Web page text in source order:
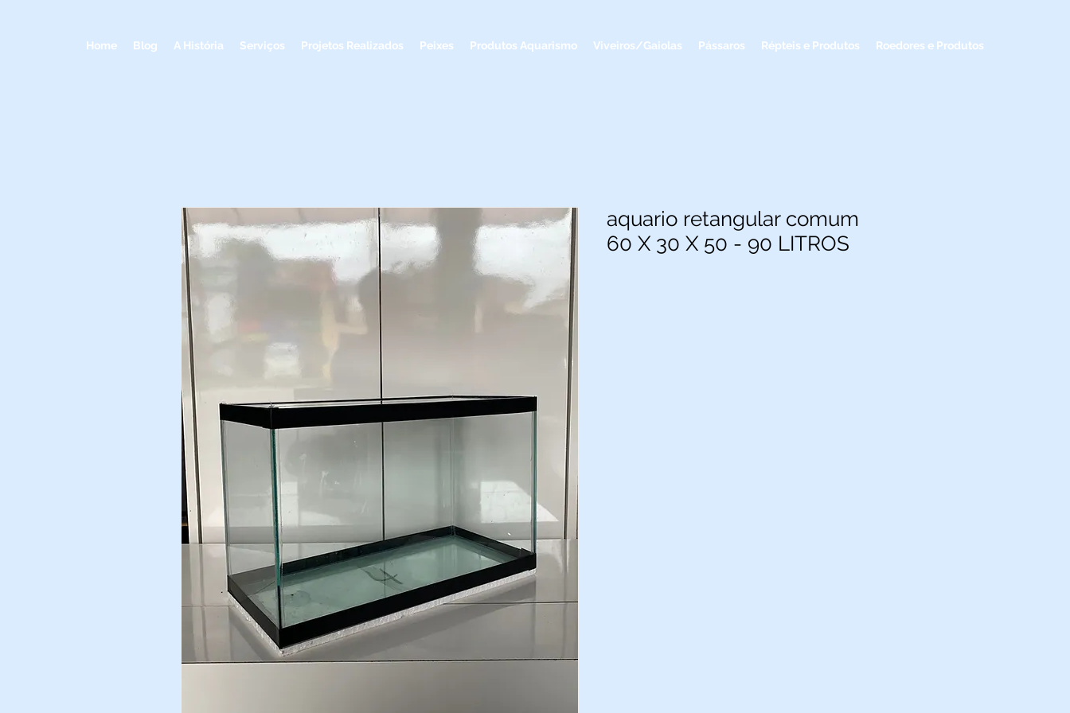
Home Blog A História Serviços Projetos Realizados Peixes Produtos Aquarismo Viveiros/Gaiolas Pássaros Répteis e Produtos Roedores e Produtos
aquario retangular comum
60 X 30 X 50 - 90 LITROS